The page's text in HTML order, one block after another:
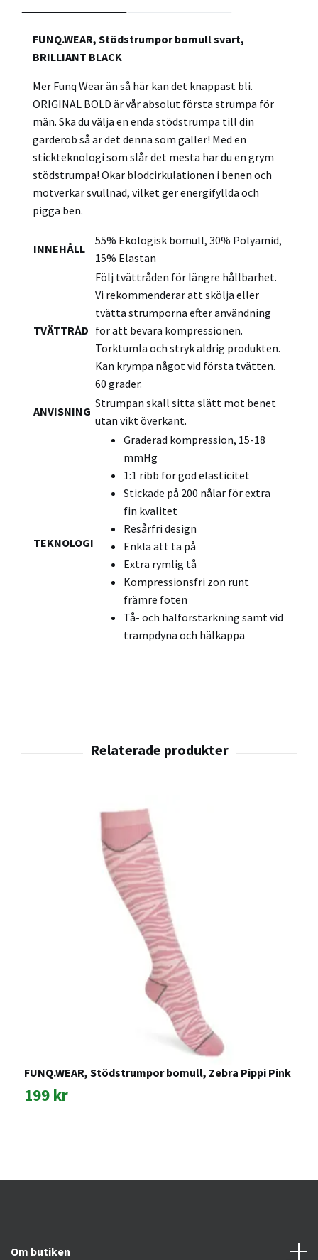
FUNQ.WEAR, Stödstrumpor bomull svart,
BRILLIANT BLACK
Mer Funq Wear än så här kan det knappast bli.
ORIGINAL BOLD är vår absolut första strumpa för
män. Ska du välja en enda stödstrumpa till din
garderob så är det denna som gäller! Med en
stickteknologi som slår det mesta har du en grym
stödstrumpa! Ökar blodcirkulationen i benen och
motverkar svullnad, vilket ger energifyllda och
pigga ben.
INNEHÅLL
55% Ekologisk bomull, 30% Polyamid,
15% Elastan
TVÄTTRÅD
Följ tvättråden för längre hållbarhet.
Vi rekommenderar att skölja eller
tvätta strumporna efter användning
för att bevara kompressionen.
Torktumla och stryk aldrig produkten.
Kan krympa något vid första tvätten.
60 grader.
ANVISNING
Strumpan skall sitta slätt mot benet
utan vikt överkant.
TEKNOLOGI
Graderad kompression, 15-18
mmHg
1:1 ribb för god elasticitet
Stickade på 200 nålar för extra
fin kvalitet
Resårfri design
Enkla att ta på
Extra rymlig tå
Kompressionsfri zon runt
främre foten
Tå- och hälförstärkning samt vid
trampdyna och hälkappa
FUNQ.WEAR, Stödstrumpor bomull, Zebra Pippi Pink
199 kr
Om butiken